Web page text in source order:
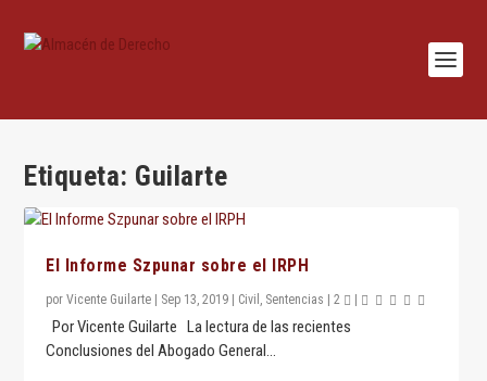
Etiqueta: Guilarte
El Informe Szpunar sobre el IRPH
porVicente Guilarte Sep 13, 2019 Civil , Sentencias |2
Por Vicente Guilarte La lectura de las recientes
Conclusiones del Abogado General...